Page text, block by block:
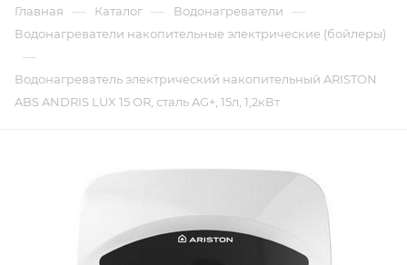
Главная — Каталог — Водонагреватели —
Водонагреватели накопительные электрические (бойлеры)
—
Водонагреватель электрический накопительный ARISTON
ABS ANDRIS LUX 15 OR, сталь AG+, 15л, 1,2кВт